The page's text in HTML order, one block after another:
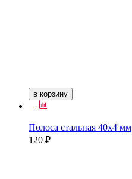
в корзину
Полоса стальная 40х4 мм
120 ₽